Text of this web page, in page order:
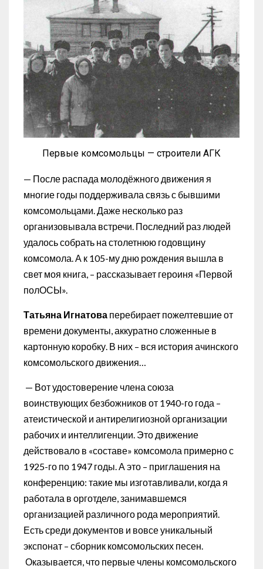
Первые комсомольцы — строители АГК
— После распада молодёжного движения я
многие годы поддерживала связь с бывшими
комсомольцами. Даже несколько раз
организовывала встречи. Последний раз людей
удалось собрать на столетнюю годовщину
комсомола. А к 105-му дню рождения вышла в
свет моя книга, – рассказывает героиня «Первой
полОСЫ».
Татьяна Игнатова перебирает пожелтевшие от
времени документы, аккуратно сложенные в
картонную коробку. В них – вся история ачинского
комсомольского движения…
— Вот удостоверение члена союза
воинствующих безбожников от 1940-го года –
атеистической и антирелигиозной организации
рабочих и интеллигенции. Это движение
действовало в «составе» комсомола примерно с
1925-го по 1947 годы. А это – приглашения на
конференцию: такие мы изготавливали, когда я
работала в орготделе, занимавшемся
организацией различного рода мероприятий.
Есть среди документов и вовсе уникальный
экспонат – сборник комсомольских песен.
Оказывается, что первые члены комсомольского